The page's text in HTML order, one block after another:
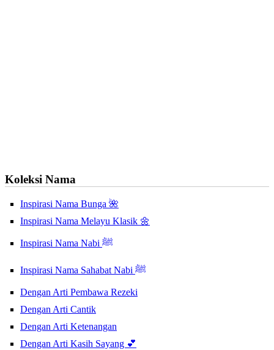
Koleksi Nama
Inspirasi Nama Bunga 🌺
Inspirasi Nama Melayu Klasik 🌼
Inspirasi Nama Nabi ﷺ
Inspirasi Nama Sahabat Nabi ﷺ
Dengan Arti Pembawa Rezeki
Dengan Arti Cantik
Dengan Arti Ketenangan
Dengan Arti Kasih Sayang 💕